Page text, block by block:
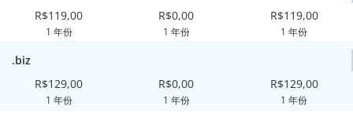
R$119,00
1 年份
R$0,00
1 年份
R$119,00
1 年份
.biz
R$129,00
1 年份
R$0,00
1 年份
R$129,00
1 年份